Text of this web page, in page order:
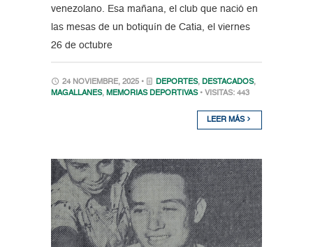
venezolano. Esa mañana, el club que nació en
las mesas de un botiquín de Catia, el viernes
26 de octubre
24 NOVIEMBRE, 2025 • DEPORTES, DESTACADOS,
MAGALLANES, MEMORIAS DEPORTIVAS • VISITAS: 443
LEER MÁS